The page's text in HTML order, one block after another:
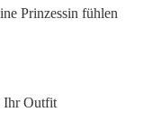
Prinzessin fühlen
Ihr Outfit